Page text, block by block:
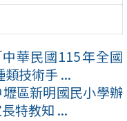
華民國115年全國
技術手 ...
區新明國民小學辦
特教知 ...